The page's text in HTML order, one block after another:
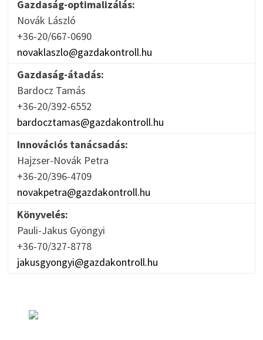
Gazdaság-optimalizálás:
Novák László
+36-20/667-0690
novaklaszlo@gazdakontroll.hu
Gazdaság-átadás:
Bardocz Tamás
+36-20/392-6552
bardocztamas@gazdakontroll.hu
Innovációs tanácsadás:
Hajzser-Novák Petra
+36-20/396-4709
novakpetra@gazdakontroll.hu
Könyvelés:
Pauli-Jakus Gyöngyi
+36-70/327-8778
jakusgyongyi@gazdakontroll.hu